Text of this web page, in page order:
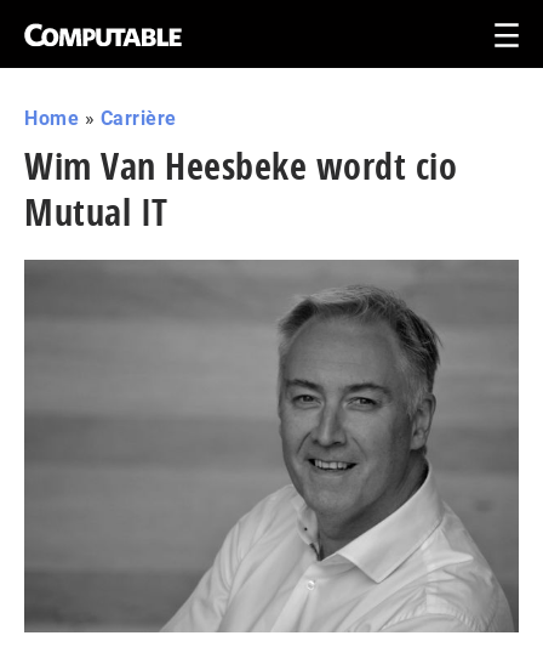
Home » Carrière
Wim Van Heesbeke wordt cio
Mutual IT